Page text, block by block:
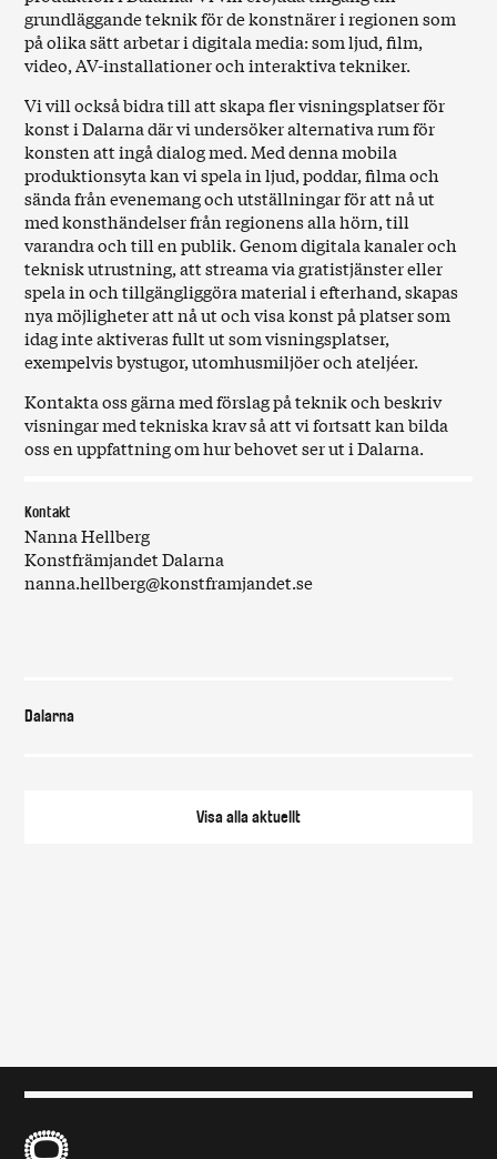
Dalarna
Visa allaaktuellt
grundläggande teknik för de konstnärer i regionen som
på olika sätt arbetar i digitala media: som ljud, film,
video, AV-installationer och interaktiva tekniker.
Vi vill också bidra till att skapa fler visningsplatser för
konst i Dalarna där vi undersöker alternativa rum för
konsten att ingå dialog med. Med denna mobila
produktionsyta kan vi spela in ljud, poddar, filma och
sända från evenemang och utställningar för att nå ut
med konsthändelser från regionens alla hörn, till
varandra och till en publik. Genom digitala kanaler och
teknisk utrustning, att streama via gratistjänster eller
spela in och tillgängliggöra material i efterhand, skapas
nya möjligheter att nå ut och visa konst på platser som
idag inte aktiveras fullt ut som visningsplatser,
exempelvis bystugor, utomhusmiljöer och ateljéer.
Kontakta oss gärna med förslag på teknik och beskriv
visningar med tekniska krav så att vi fortsatt kan bilda
oss en uppfattning om hur behovet ser ut i Dalarna.
Kontakt
Nanna Hellberg
Konstfrämjandet Dalarna
nanna.hellberg@konstframjandet.se
B